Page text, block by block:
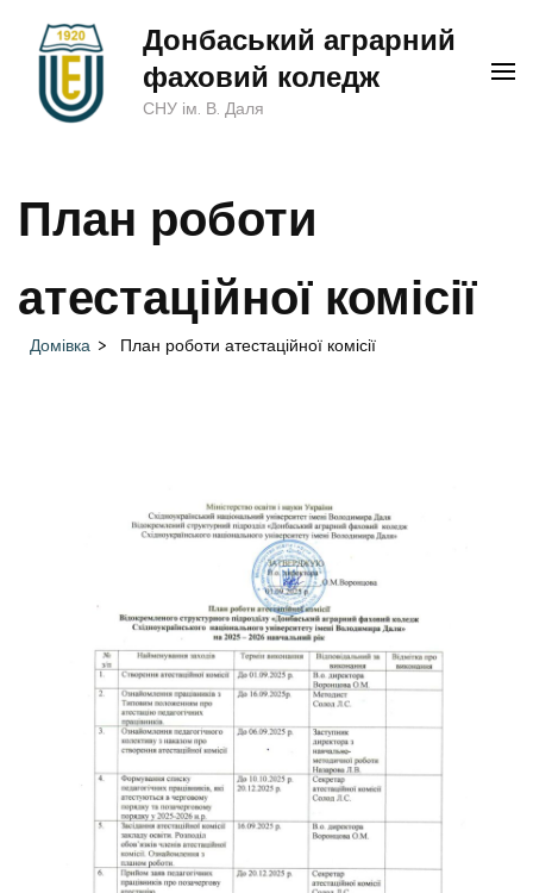
(натисніть
Донбаський аграрний
фаховий коледж
СНУ ім. В. Даля
План роботи
атестаційної комісії
Домівка > План роботи атестаційної комісії